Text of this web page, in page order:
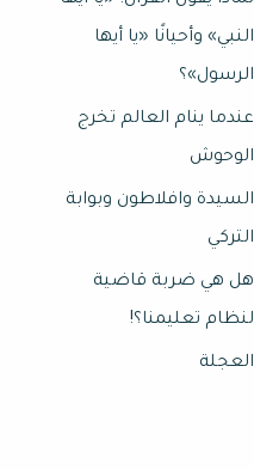
النبي» وأحيانًا «يا أيها
الرسول»؟
عندما ينام العالم تخرج
الوحوش
السيدة وافلاطون وبوابة
التركي
هل هي ضربة قاضية
لنظام تعليمنا؟!
العجلة